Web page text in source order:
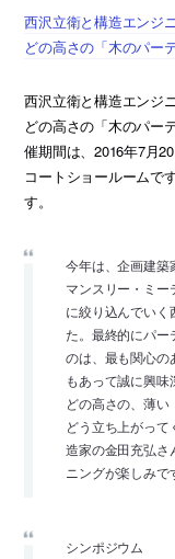
西沢立衛と構造エンジ
どの高さの「木のパー
西沢立衛と構造エンジ
どの高さの「木のパー
催期間は、2016年7月
コートショールームで
す。
今年は、企画建築
マンスリー・ミー
に絞り込んでいく
た。最終的にパー
のは、最も関心の
もあって誠に興
どの高さの、薄い
どう立ち上がっ
造家の金田充弘さ
ニングが楽しみで
シンポジウム